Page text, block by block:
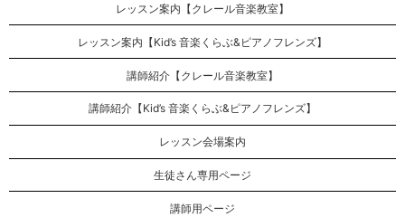
レッスン案内【クレール音楽教室】
レッスン案内【Kid’s 音楽くらぶ&ピアノフレンズ】
講師紹介【クレール音楽教室】
講師紹介【Kid’s 音楽くらぶ&ピアノフレンズ】
レッスン会場案内
生徒さん専用ページ
講師用ページ